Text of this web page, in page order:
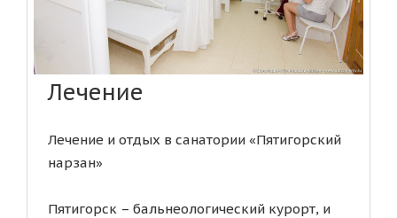
Лечение
Лечение и отдых в санатории «Пятигорский
нарзан»
Пятигорск – бальнеологический курорт, и